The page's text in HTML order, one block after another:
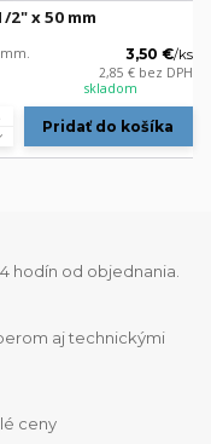
2" x 50 mm
3,50 €/ks
2,85 € bez DPH
skladom
Pridať do košíka
hodín od objednania.
aj technickými
ceny